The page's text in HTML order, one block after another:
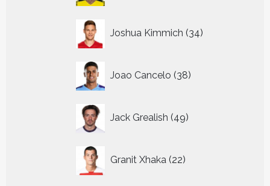
Joshua Kimmich 34
producten
Joao Cancelo 38
producten
Jack Grealish 49
producten
Granit Xhaka 22
producten